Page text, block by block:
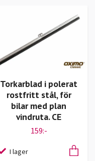
Torkarblad i polerat
rostfritt stål, för
bilar med plan
vindruta. CE
159:-
I lager